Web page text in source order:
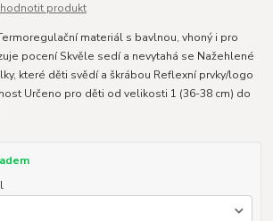
produkt
materiál s bavlnou, vhoný i pro
pocení Skvěle sedí a nevytahá se Nažehlené
které děti svědí a škrábou Reflexní prvky/logo
Určeno pro děti od velikosti 1 (36-38 cm) do